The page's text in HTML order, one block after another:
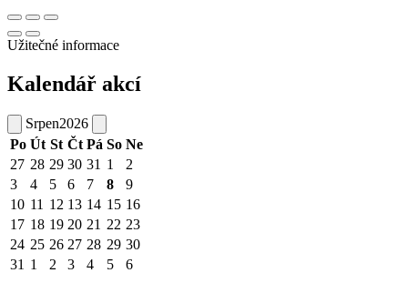
Užitečné informace
Kalendář akcí
Srpen2026
Po Út St Čt Pá So Ne
27 28 29 30 31 1
2
3
4 5 6 7 8
9
10 11 12 13 14 15 16
17 18 19 20 21 22 23
24 25 26 27 28 29 30
31 1 2 3 4 5 6